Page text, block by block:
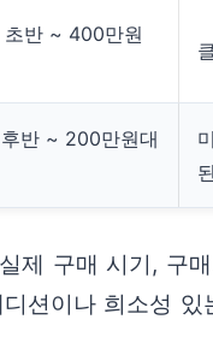
반 ~ 400만원
반 ~ 200만원대
제 구매 시기, 구
션이나 희소성